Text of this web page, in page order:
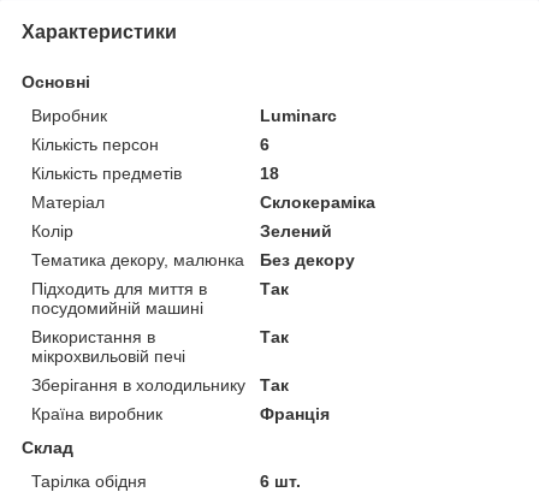
Характеристики
Основні
Виробник
Luminarc
Кількість персон
6
Кількість предметів
18
Матеріал
Склокераміка
Колір
Зелений
Тематика декору, малюнка
Без декору
Підходить для миття в
посудомийній машині
Так
Використання в
мікрохвильовій печі
Так
Зберігання в холодильнику
Так
Країна виробник
Франція
Склад
Тарілка обідня
6 шт.